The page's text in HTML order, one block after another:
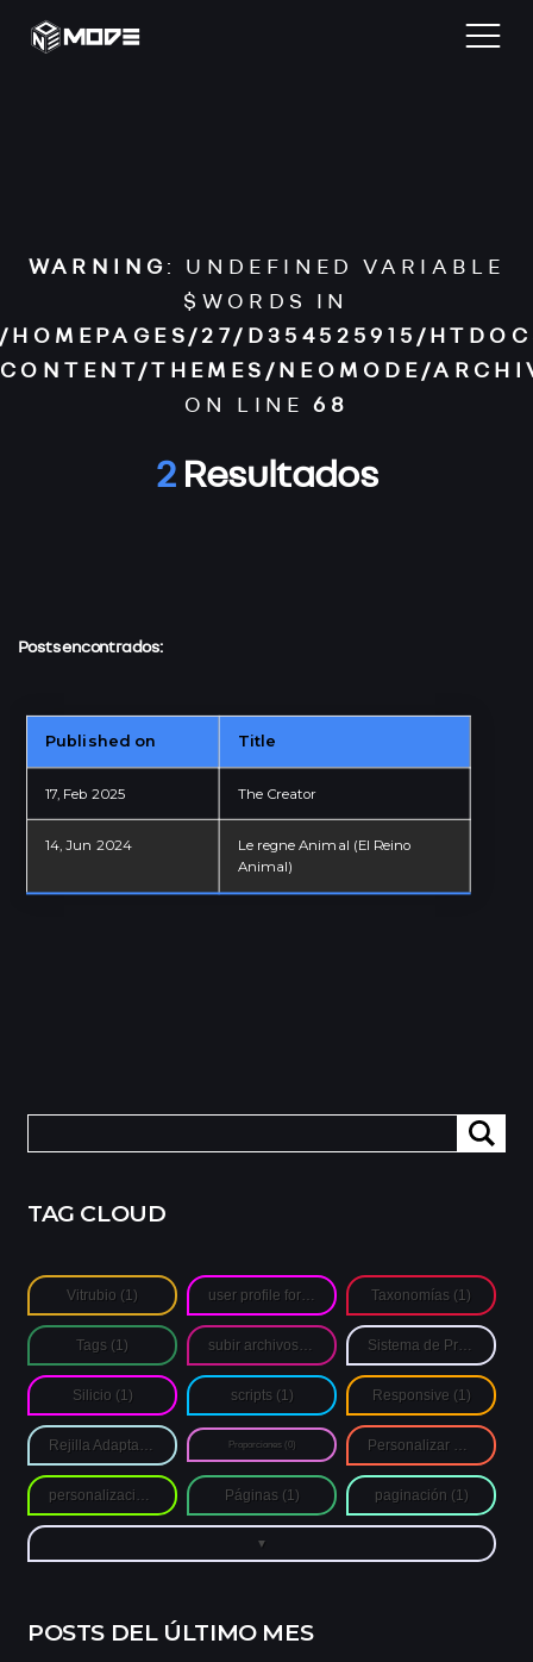
Desarrollo Web
Reviews
Granada - Andalucía - ESP
WARNING : UNDEFINED VARIABLE
$WORDS IN
/HOMEPAGES/27/D354525915/
CONTENT/THEMES/NEOMODE/
ON LINE68
2Resultados
Posts encontrados:
Published on Title
17, Feb 2025 The Creator
14, Jun 2024
Le regne Animal (El Reino
Animal)
Buscar:
TAG CLOUD
Vitrubio (1) (1) Taxonomías (1)
Tags (1) (1)
Silicio (1) scripts (1) Responsive (1)
(1) Proporciones(0) (1)
Páginas (1) paginación (1)
POSTS DEL ÚLTIMO MES